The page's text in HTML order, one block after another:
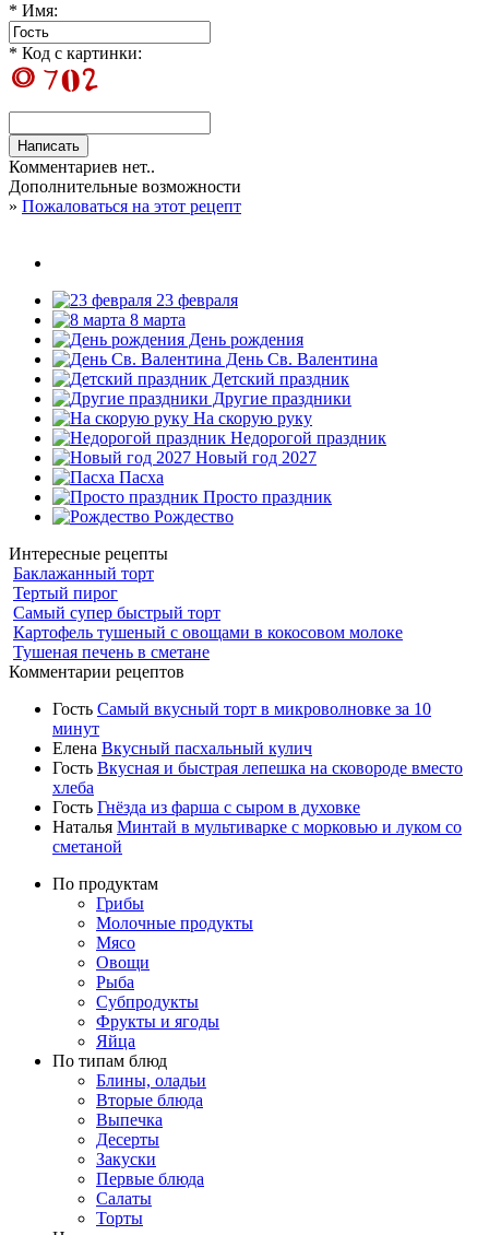
* Имя:
* Код с картинки:
Комментариев нет..
Дополнительные возможности
» Пожаловаться на этот рецепт
23 февраля
8 марта
День рождения
День Св. Валентина
Детский праздник
Другие праздники
На скорую руку
Недорогой праздник
Новый год 2027
Пасха
Просто праздник
Рождество
Интересные рецепты
Баклажанный торт
Тертый пирог
Самый супер быстрый торт
Картофель тушеный с овощами в кокосовом молоке
Тушеная печень в сметане
Комментарии рецептов
Гость Самый вкусный торт в микроволновке за 10
минут
Елена Вкусный пасхальный кулич
Гость Вкусная и быстрая лепешка на сковороде вместо
хлеба
Гость Гнёзда из фарша с сыром в духовке
Наталья Минтай в мультиварке с морковью и луком со
сметаной
По продуктам
Грибы
Молочные продукты
Мясо
Овощи
Рыба
Субпродукты
Фрукты и ягоды
Яйца
По типам блюд
Блины, оладьи
Вторые блюда
Выпечка
Десерты
Закуски
Первые блюда
Салаты
Торты